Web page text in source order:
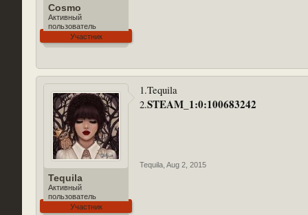
Cosmo
Активный
пользователь
Участник
Tequila
Активный
пользователь
Участник
1.Tequila
2.STEAM_1:0:100683242
Tequila Aug 2, 2015